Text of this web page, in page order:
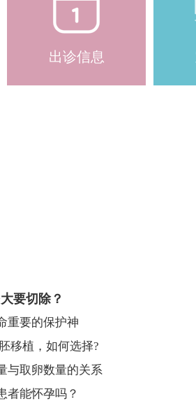
出诊信息
要切除？
重要的保护神
移植，如何选择?
与取卵数量的关系
者能怀孕吗？